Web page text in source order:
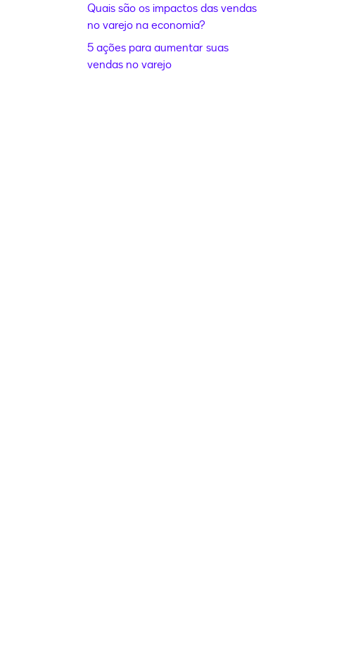
Quais são os impactos das vendas
no varejo na economia?
5 ações para aumentar suas
vendas no varejo